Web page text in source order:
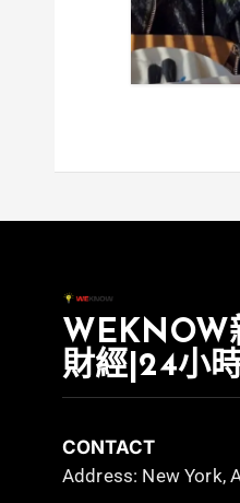
WEKNOW
財經|24小
CONTACT
Address: New York,